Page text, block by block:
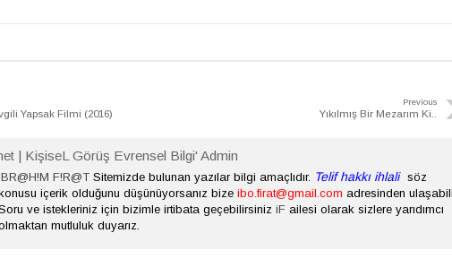
Yapsak Filmi (2016)
Previous
Yıkılmış Bir Mezarım Ki..
| KişiseL Görüş Evrensel Bilgi' Admin
F!R@TSitemizde bulunan yazılar bilgi amaçlıdır. Telif hakkı ihlali
söz
içerik olduğunu düşünüyorsanız bize ibo.firat@gmail.com adresinden
ve istekleriniz için bizimle irtibata geçebilirsiniz iF ailesi olarak sizlere yarıdımcı
mutluluk duyarız.